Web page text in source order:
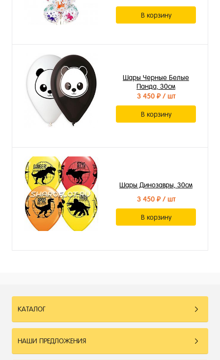
В корзину
Шары Черные Белые
Панда, 30см
3 450 ₽/ шт
В корзину
Шары Динозавры, 30см
3 450 ₽/ шт
В корзину
КАТАЛОГ
НАШИ ПРЕДЛОЖЕНИЯ